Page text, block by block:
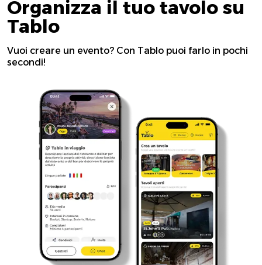
Organizza il tuo tavolo su
Tablo
Vuoi creare un evento? Con Tablo puoi farlo in pochi
secondi!